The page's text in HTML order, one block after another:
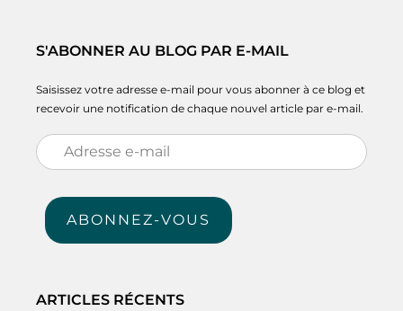
S'ABONNER AU BLOG PAR E-MAIL
Saisissez votre adresse e-mail pour vous abonner à ce blog et
recevoir une notification de chaque nouvel article par e-mail.
Adresse
e-
mail
ABONNEZ-VOUS
ARTICLES RÉCENTS